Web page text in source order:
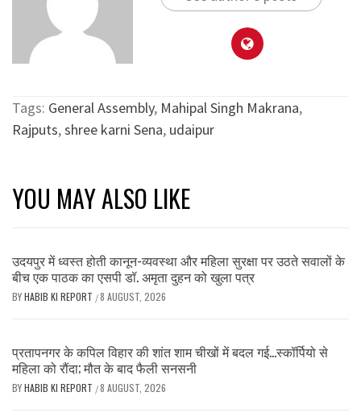
Tags: General Assembly, Mahipal Singh Makrana,
Rajputs,shree karni Sena, udaipur
YOU MAY ALSO LIKE
उदयपुर में ध्वस्त होती कानून-व्यवस्था और महिला सुरक्षा पर उठते सवालों के
बीच एक पाठक का एसपी डॉ. अमृता दुहन को खुला पत्र
BYHABIB KI REPORT /8 AUGUST, 2026
प्रतापनगर के कपिल विहार की शांत शाम चीखों में बदल गई…स्कॉर्पियो से
महिला को रौंदा; मौत के बाद फैली सनसनी
BYHABIB KI REPORT /8 AUGUST, 2026